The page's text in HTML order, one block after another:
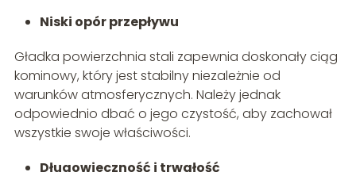
Niski opór przepływu
Gładka powierzchnia stali zapewnia doskonały ciąg
kominowy, który jest stabilny niezależnie od
warunków atmosferycznych. Należy jednak
odpowiednio dbać o jego czystość, aby zachował
wszystkie swoje właściwości.
Długowieczność i trwałość